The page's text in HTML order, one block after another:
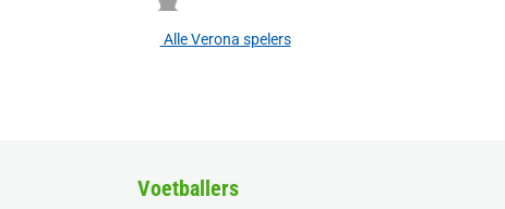
Alle Verona spelers
Voetballers